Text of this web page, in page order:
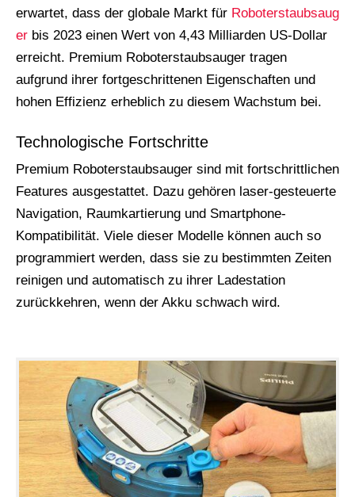
erwartet, dass der globale Markt für Roboterstaubsaug
er bis 2023 einen Wert von 4,43 Milliarden US-Dollar
erreicht. Premium Roboterstaubsauger tragen
aufgrund ihrer fortgeschrittenen Eigenschaften und
hohen Effizienz erheblich zu diesem Wachstum bei.
Technologische Fortschritte
Premium Roboterstaubsauger sind mit fortschrittlichen
Features ausgestattet. Dazu gehören laser-gesteuerte
Navigation, Raumkartierung und Smartphone-
Kompatibilität. Viele dieser Modelle können auch so
programmiert werden, dass sie zu bestimmten Zeiten
reinigen und automatisch zu ihrer Ladestation
zurückkehren, wenn der Akku schwach wird.